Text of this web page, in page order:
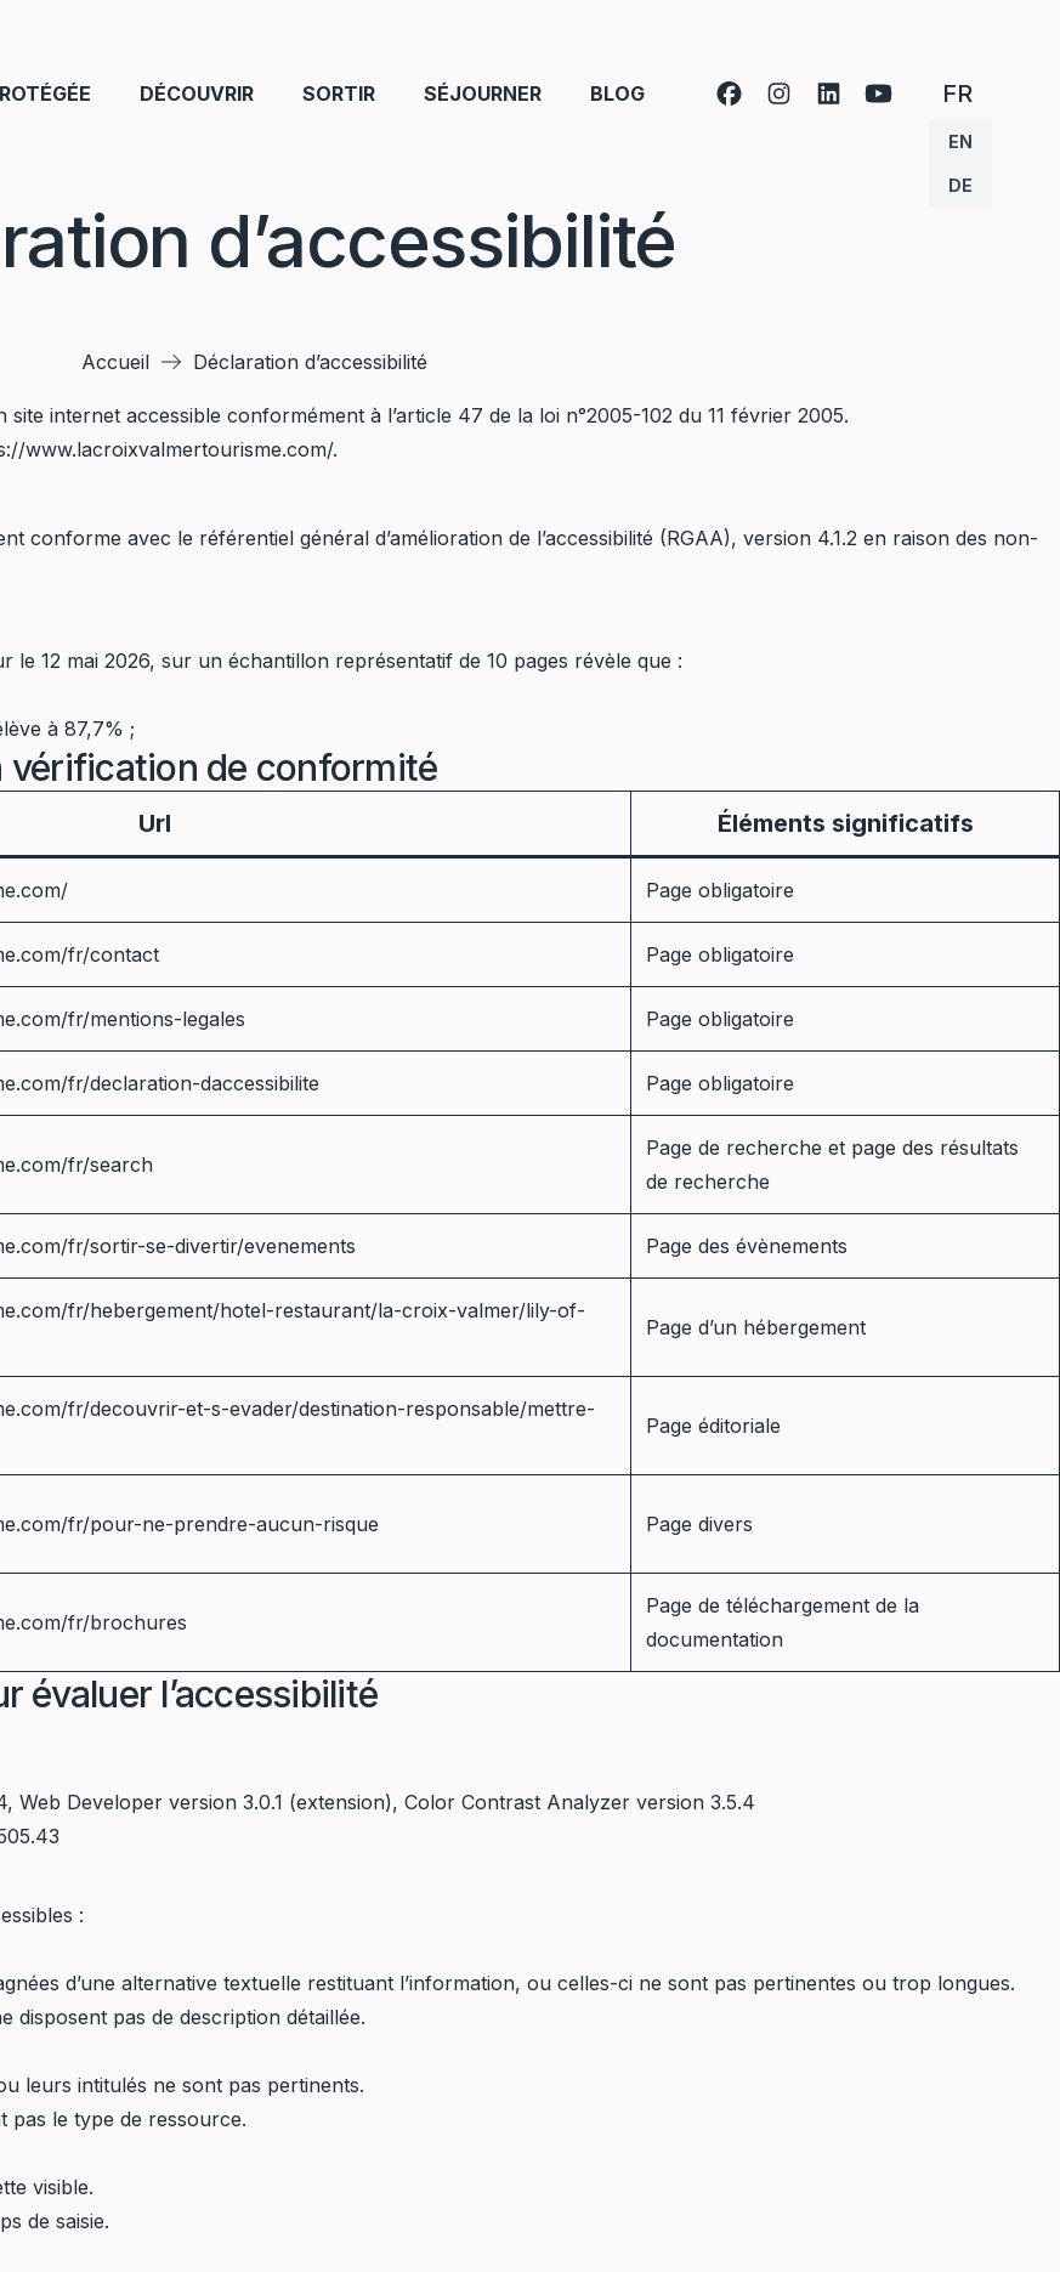
DÉCOUVRIR SORTIR SÉJOURNER BLOG FR
EN
DE
d’accessibilité
Accueil Déclaration d’accessibilité
site internet accessible conformément à l’article 47 de la loi n°2005-102 du 11 février 2005.
www.lacroixvalmertourisme.com/.
conforme avec le référentiel général d’amélioration de l’accessibilité (RGAA), version 4.1.2 en raison des non-
le 12 mai 2026, sur un échantillon représentatif de 10 pages révèle que :
à 87,7% ;
vérification de conformité
Url Éléments significatifs
Page obligatoire
fr/contact Page obligatoire
fr/mentions-legales Page obligatoire
fr/declaration-daccessibilite Page obligatoire
fr/search
Page de recherche et page des résultats
de recherche
fr/sortir-se-divertir/evenements Page des évènements
fr/hebergement/hotel-restaurant/la-croix-valmer/lily-of-
Page d’un hébergement
fr/decouvrir-et-s-evader/destination-responsable/mettre-
Page éditoriale
fr/pour-ne-prendre-aucun-risque Page divers
fr/brochures
Page de téléchargement de la
documentation
évaluer l’accessibilité
Web Developer version 3.0.1 (extension), Color Contrast Analyzer version 3.5.4
:
d’une alternative textuelle restituant l’information, ou celles-ci ne sont pas pertinentes ou trop longues.
disposent pas de description détaillée.
leurs intitulés ne sont pas pertinents.
pas le type de ressource.
visible.
de saisie.